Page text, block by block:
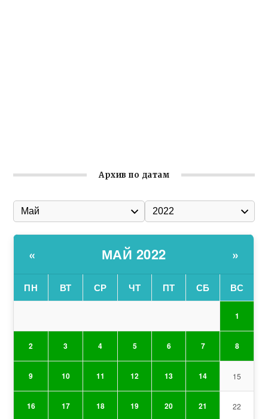
Архив по датам
« МАЙ 2022 »
ПН ВТ СР ЧТ ПТ СБ ВС
1
2 3 4 5 6 7 8
9 10 11 12 13 14 15
16 17 18 19 20 21 22